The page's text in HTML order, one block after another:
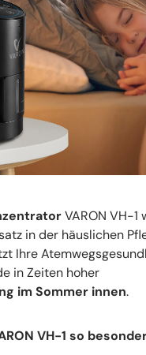
VARON VH-1
in der häuslichen
Ihre
in Zeiten hoher
im Sommer innen.
VH-1 so